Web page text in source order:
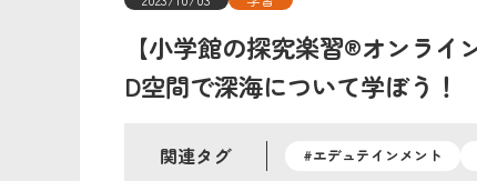
【小学館の探究楽習®オンラ
D空間で深海について学ぼう！
関連タグ #エデュテインメント